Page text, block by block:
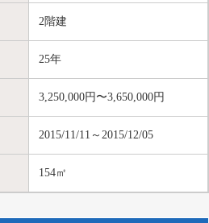
2階建
25年
3,250,000円〜3,650,000円
2015/11/11～2015/12/05
154㎡